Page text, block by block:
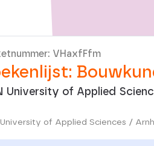
VHaxfFfm
University of Applied